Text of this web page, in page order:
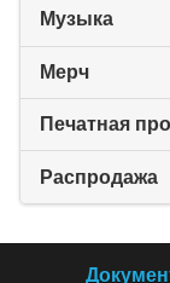
Музыка
Мерч
Печатная
Распродажа